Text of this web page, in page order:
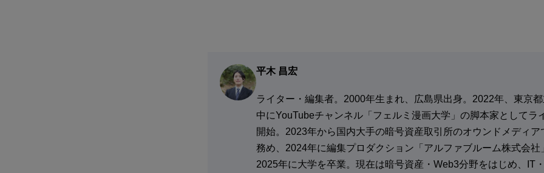
平木 昌宏
ライター・編集者。2000年生まれ、広島県出身。2022年、東京
中にYouTubeチャンネル「フェルミ漫画大学」の脚本家としてラ
開始。2023年から国内大手の暗号資産取引所のオウンドメディア
務め、2024年に編集プロダクション「アルファブルーム株式会社
2025年に大学を卒業。現在は暗号資産・Web3分野をはじめ、IT